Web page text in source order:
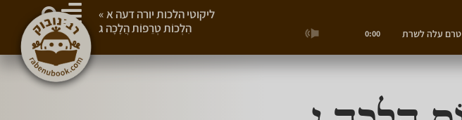
ליקוטי הלכות יורה דעה א»
הִלְכוֹת טְרֵפוֹת הֲלָכָה ג
טרם עלה לשרת 0:00